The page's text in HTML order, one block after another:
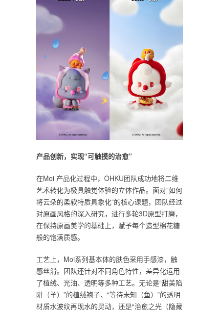
产品创新，实现“可触摸的治愈”
在Moi 产品化过程中，OHKU团队成功地将二维
艺术转化为极具触觉体验的立体作品。面对”如何
将云朵的柔软特质具象化”的核心课题，团队经过
对原画风格的深入研究，进行多轮3D原型打磨，
在保持原画美学的基础上，赋予每个造型棉花糖
般的饱满质感。
工艺上，Moi系列基本体的肤色采用手感漆，触
感丝滑。团队还针对不同角色特性，差异化运用
了植绒、光油、透明等多种工艺。无论是“甜美陷
阱（羊）”的植绒袍子、“等待未知（鱼）”的透明
材质水波纹再现水的灵动，还是“治愈之光（隐藏